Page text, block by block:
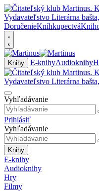
DoručenieKníhkupectvá
Knihy E-knihyAudioknihy
Vyhľadávanie
Prihlásiť
Vyhľadávanie
Knihy
E-knihy
Audioknihy
Hry
Filmy